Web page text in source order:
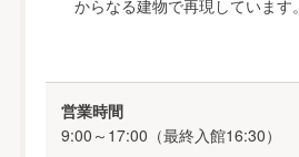
からなる建物で再現しています。
営業時間
9:00～17:00（最終入館16:30）